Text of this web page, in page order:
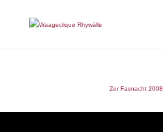
Zer Fasnacht 2008